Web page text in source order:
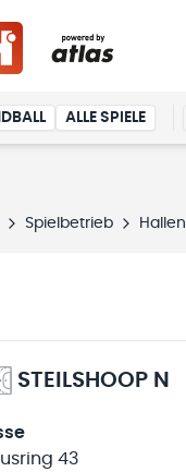
ALLE SPIELE
Spielbetrieb Hallen
STEILSHOOP N
43